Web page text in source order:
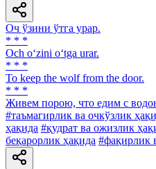
Оч ўзини ўтга урар.
* * *
Och o‘zini o‘tga urar.
* * *
To keep the wolf from the door.
* * *
Живем порою, что едим с
#таъмагирлик ва очкўзлик
ҳақида #қудрат ва ожизлик
беқарорлик ҳақида #фақирлик